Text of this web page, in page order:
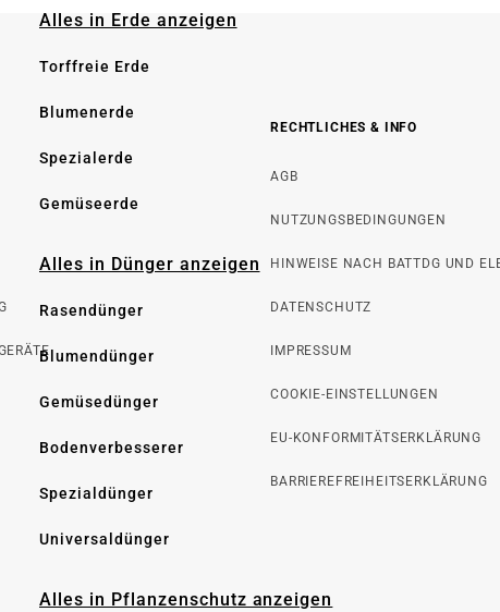
Alles in Erde anzeigen
Torffreie Erde
Blumenerde
Spezialerde
Gemüseerde
Alles in Dünger anzeigen
Rasendünger
Blumendünger
Gemüsedünger
Bodenverbesserer
Spezialdünger
Universaldünger
Alles in Pflanzenschutz anzeigen
RECHTLICHES & INFO
AGB
NUTZUNGSBEDINGUNGEN
HINWEISE NACH BATTDG UND
DATENSCHUTZ
IMPRESSUM
COOKIE-EINSTELLUNGEN
EU-KONFORMITÄTSERKLÄRUNG
BARRIEREFREIHEITSERKLÄRUNG